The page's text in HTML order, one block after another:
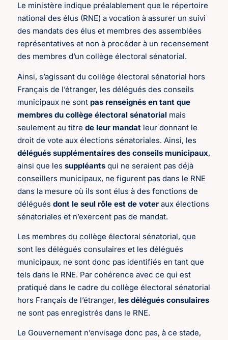
Le ministère indique préalablement que le répertoire
national des élus (RNE) a vocation à assurer un suivi
des mandats des élus et membres des assemblées
représentatives et non à procéder à un recensement
des membres d’un collège électoral sénatorial.
Ainsi, s’agissant du collège électoral sénatorial hors
Français de l’étranger, les délégués des conseils
municipaux ne sont pas renseignés en tant que
membres du collège électoral sénatorial mais
seulement au titrede leur mandat leur donnant le
droit de vote aux élections sénatoriales. Ainsi, les
délégués supplémentaires des conseils municipaux,
ainsi que lessuppléants qui ne seraient pas déjà
conseillers municipaux, ne figurent pas dans le RNE
dans la mesure où ils sont élus à des fonctions de
délégués dont le seul rôle est de voteraux élections
sénatoriales et n’exercent pas de mandat.
Les membres du collège électoral sénatorial, que
sont les délégués consulaires et les délégués
municipaux, ne sont donc pas identifiés en tant que
tels dans le RNE. Par cohérence avec ce qui est
pratiqué dans le cadre du collège électoral sénatorial
hors Français de l’étranger, les délégués consulaires
ne sont pas enregistrés dans le RNE.
Le Gouvernement n’envisage donc pas, à ce stade,